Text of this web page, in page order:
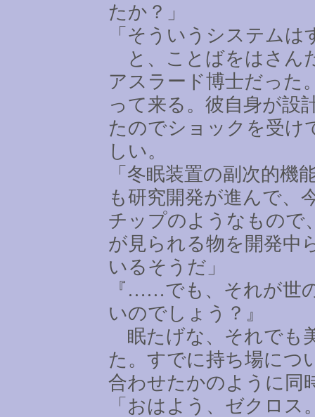
たか？」
「そういうシステム
と、ことばをはさん
アスラード博士だった
って来る。彼自身が設
たのでショックを受け
しい。
「冬眠装置の副次的
も研究開発が進んで、
チップのようなもので
が見られる物を開発中
いるそうだ」
『 ……でも、それが世
いのでしょう？』
眠たげな、それでも
た。すでに持ち場につ
合わせたかのように同
「おはよう、ゼクロス